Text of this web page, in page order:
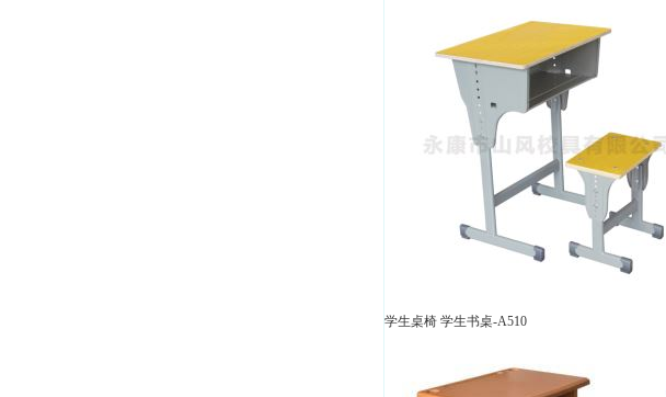
学生桌椅 学生书桌-A510